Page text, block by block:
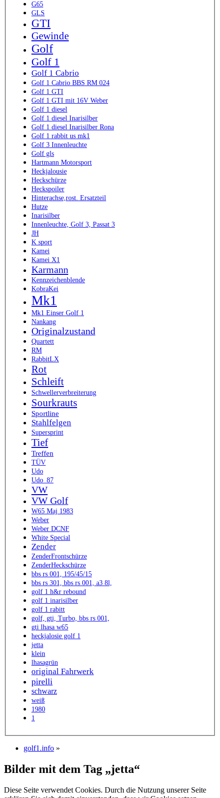
G65
GLS
GTI
Gewinde
Golf
Golf 1
Golf 1 Cabrio
Golf 1 Cabrio BBS RM 024
Golf 1 GTI
Golf 1 GTI mit 16V Weber
Golf 1 diesel
Golf 1 diesel Inarisilber
Golf 1 diesel Inarisilber Rona
Golf 1 rabbit us mk1
Golf 3 Innenleuchte
Golf gls
Hartmann Motorsport
Heckjalousie
Heckschürze
Heckspoiler
Hinterachse,rost. Ersatzteil
Hutze
Inarisilber
Innenleuchte, Golf 3, Passat 3
JH
K sport
Kamei
Kamei X1
Karmann
Kennzeichenblende
KobraKei
Mk1
Mk1 Einser Golf 1
Nankang
Originalzustand
Quartett
RM
RabbitLX
Rot
Schleift
Schwellerverbreiterung
Sourkrauts
Sportline
Stahlfelgen
Supersprint
Tief
Treffen
TÜV
Udo
Udo_87
VW
VW Golf
W65 Maj 1983
Weber
Weber DCNF
White Special
Zender
ZenderFrontschürze
ZenderHeckschürze
bbs rs 001, 195/45/15
bbs rs 301, bbs rs 001, a3 8l,
golf 1 h&r rebound
golf 1 inarisilber
golf 1 rabitt
golf, gti, Turbo, bbs rs 001,
gti lhasa w65
heckjalosie golf 1
jetta
klein
lhasagrün
original Fahrwerk
pirelli
schwarz
weiß
1980
1
golf1.info »
Bilder mit dem Tag „jetta“
Diese Seite verwendet Cookies. Durch die Nutzung unserer Seite